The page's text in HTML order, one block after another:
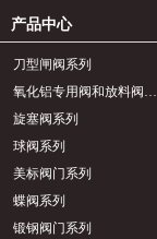
刀型闸阀系列
氧化铝专用阀和放料阀系列
旋塞阀系列
球阀系列
美标阀门系列
蝶阀系列
锻钢阀门系列
产品中心